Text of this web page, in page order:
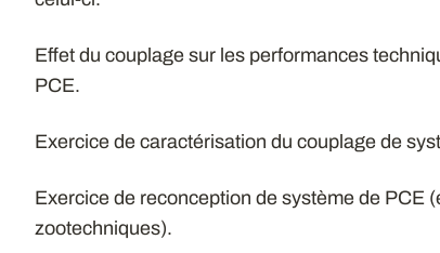
Effet du couplage sur les performances
PCE.
Exercice de caractérisation du couplage de
Exercice de reconception de système de PCE
zootechniques).